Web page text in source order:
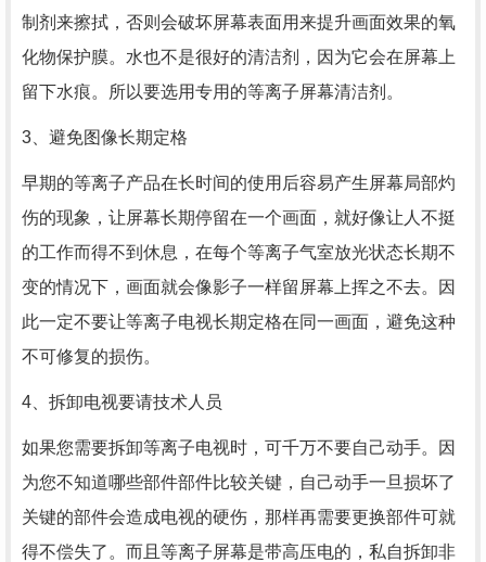
制剂来擦拭，否则会破坏屏幕表面用来提升画面效果的氧
化物保护膜。水也不是很好的清洁剂，因为它会在屏幕上
留下水痕。所以要选用专用的等离子屏幕清洁剂。
3、避免图像长期定格
早期的等离子产品在长时间的使用后容易产生屏幕局部灼
伤的现象，让屏幕长期停留在一个画面，就好像让人不挺
的工作而得不到休息，在每个等离子气室放光状态长期不
变的情况下，画面就会像影子一样留屏幕上挥之不去。因
此一定不要让等离子电视长期定格在同一画面，避免这种
不可修复的损伤。
4、拆卸电视要请技术人员
如果您需要拆卸等离子电视时，可千万不要自己动手。因
为您不知道哪些部件部件比较关键，自己动手一旦损坏了
关键的部件会造成电视的硬伤，那样再需要更换部件可就
得不偿失了。而且等离子屏幕是带高压电的，私自拆卸非